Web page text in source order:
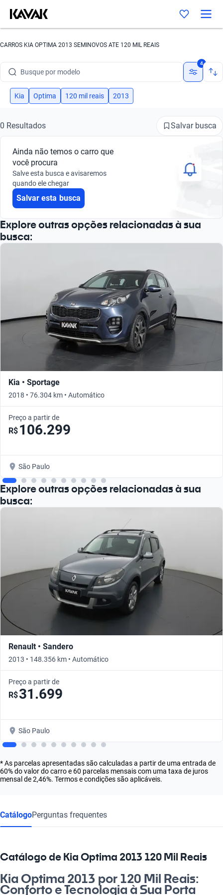
CARROS KIA OPTIMA 2013 SEMINOVOS ATE 120 MIL REAIS
Busque por modelo
Busque por versão
Busque por marca
Busque por modelo
Busque por versão
4
Kia Optima 120 mil reais 2013
0 Resultados Salvar busca
Ainda não temos o carro que
você procura
Salve esta busca e avisaremos
quando ele chegar
Salvar esta busca
Explore outras opções relacionadas à sua
busca:
Kia • Sportage
2018 • 76.304 km • Automático
Preço a partir de
R$ 106.299
São Paulo
Explore outras opções relacionadas à sua
busca:
Renault • Sandero
2013 • 148.356 km • Automático
Preço a partir de
R$31.699
São Paulo
* As parcelas apresentadas são calculadas a partir de uma entrada de
60% do valor do carro e 60 parcelas mensais com uma taxa de juros
mensal de 2,46%. Termos e condições são aplicáveis.
CatálogoPerguntas frequentes
Catálogo de Kia Optima 2013 120 Mil Reais
Kia Optima 2013 por 120 Mil Reais:
Conforto e Tecnologia à Sua Porta